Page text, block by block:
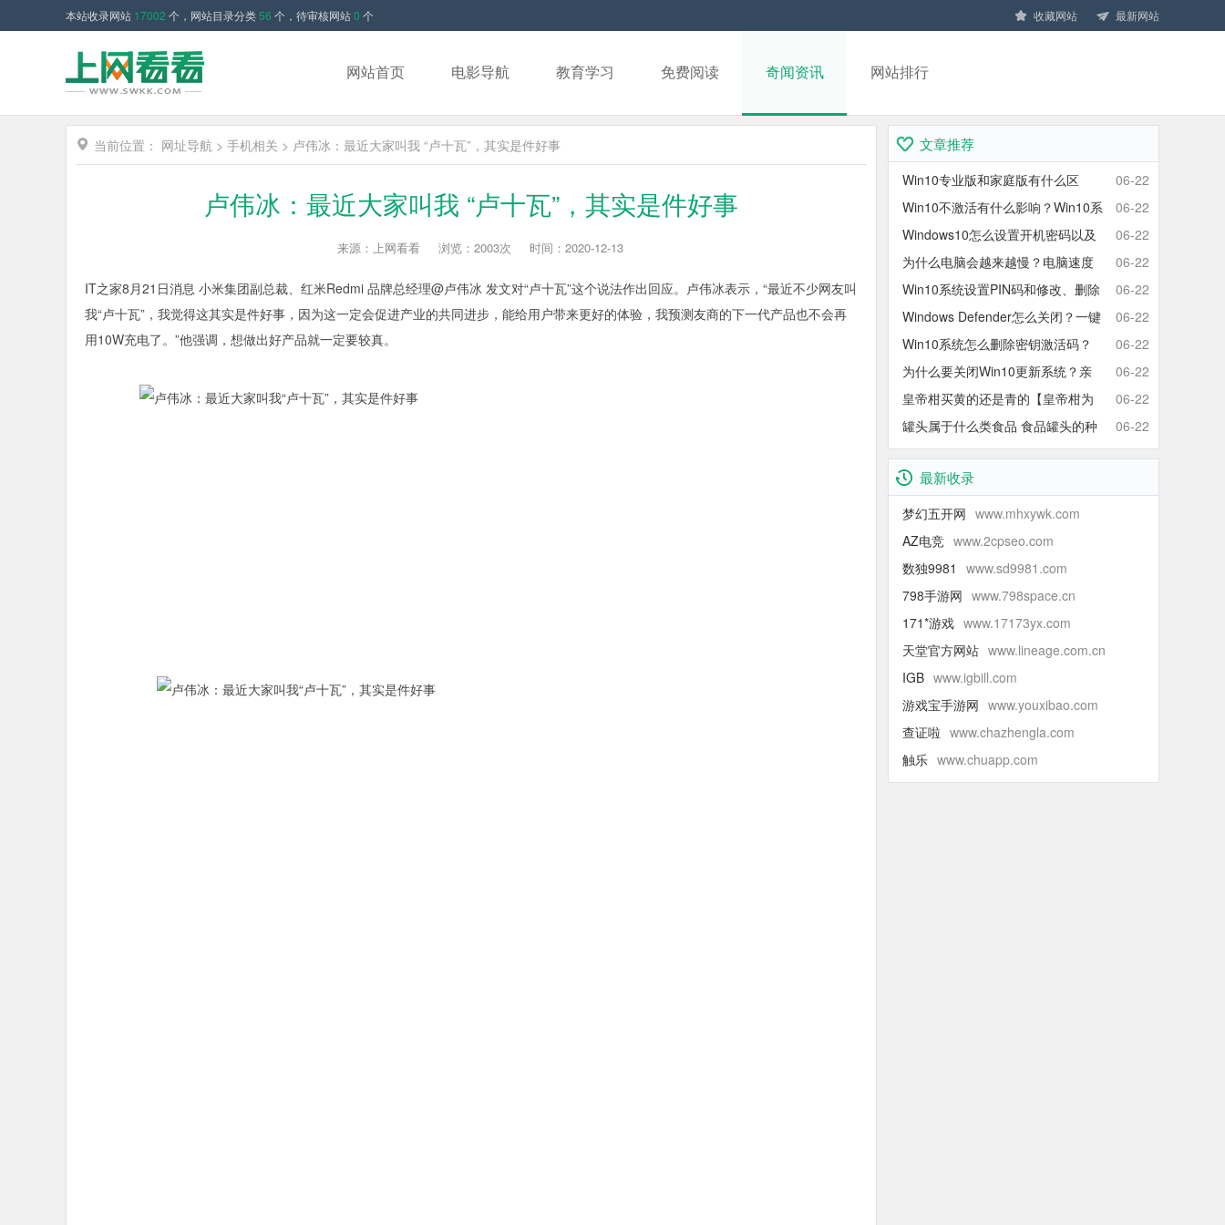
本站收录网站 17002 个，网站目录分类56 个，待审核网站0 个 收藏网站 最新网站
网站首页 电影导航 教育学习 免费阅读 奇闻资讯 网站排行
当前位置： 网址导航 > 手机相关 > 卢伟冰：最近大家叫我 “卢十瓦”，其实是件好事
卢伟冰：最近大家叫我 “卢十瓦”，其实是件好事
来源：上网看看 浏览：2003次 时间：2020-12-13
IT之家8月21日消息 小米集团副总裁、红米Redmi 品牌总经理@卢伟冰 发文对“卢十瓦”这个说法作出回应。卢伟冰表示，“最近不少网友叫
我“卢十瓦”，我觉得这其实是件好事，因为这一定会促进产业的共同进步，能给用户带来更好的体验，我预测友商的下一代产品也不会再
用10W充电了。”他强调，想做出好产品就一定要较真。
文章推荐
Win10专业版和家庭版有什么区
别？Win10家庭版和专业版区别对
比
06-22
Win10不激活有什么影响？Win10系
统不激活可以使用吗？会卡吗？
06-22
Windows10怎么设置开机密码以及
取消开机密码的方法
06-22
为什么电脑会越来越慢？电脑速度
慢的原因分析及终极解决方法
06-22
Win10系统设置PIN码和修改、删除
取消PIN码的方法
06-22
Windows Defender怎么关闭？一键
彻底关闭Windows Defender方法
06-22
Win10系统怎么删除密钥激活码？
Win10卸载激活密钥的操作方法
06-22
为什么要关闭Win10更新系统？亲
测有效的Win10关闭自动更新方法
06-22
皇帝柑买黄的还是青的【皇帝柑为
什么青的还那么甜】
06-22
罐头属于什么类食品 食品罐头的种
类有哪些
06-22
最新收录
梦幻五开网 www.mhxywk.com
AZ电竞 www.2cpseo.com
数独9981
www.sd9981.com
798手游网 www.798space.cn
171*游戏 www.17173yx.com
天堂官方网站 www.lineage.com.cn
IGB www.igbill.com
游戏宝手游网 www.youxibao.com
查证啦 www.chazhengla.com
触乐 www.chuapp.com